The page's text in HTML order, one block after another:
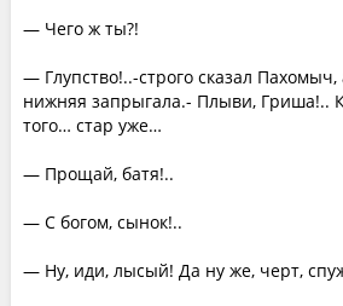
— Чего ж ты?!
— Глупство!..-строго сказал
нижняя запрыгала.- Плыви, Гриша!..
того… стар уже…
— Прощай, батя!..
— С богом, сынок!..
— Ну, иди, лысый! Да ну же, черт,